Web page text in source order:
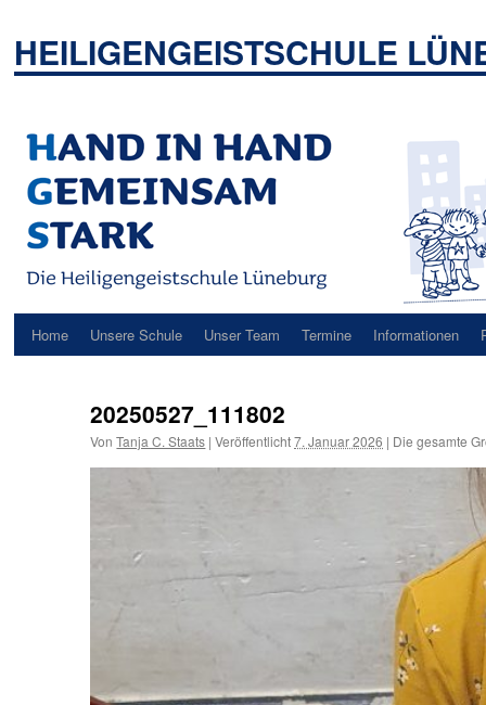
springen
HEILIGENGEISTSCHULE
Home Unsere Schule Unser Team Termine Informationen
20250527_111802
Von Tanja C. Staats | Veröffentlicht 7. Januar 2026 | Die gesamte